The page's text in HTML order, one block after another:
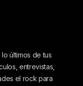
últimos de tus
entrevistas,
el rock para